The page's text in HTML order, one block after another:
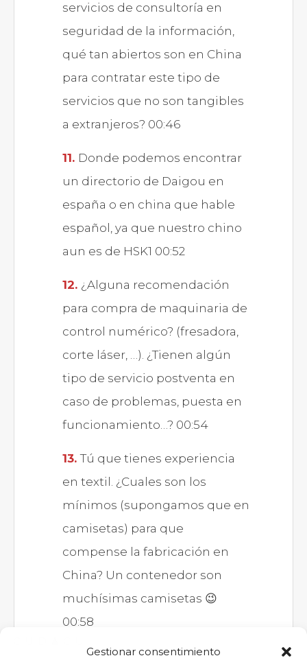
Gestionar consentimiento
servicios de consultoría en
seguridad de la información,
qué tan abiertos son en China
para contratar este tipo de
servicios que no son tangibles
a extranjeros? 00:46
Donde podemos encontrar
un directorio de Daigou en
españa o en china que hable
español, ya que nuestro chino
aun es de HSK1 00:52
¿Alguna recomendación
para compra de maquinaria de
control numérico? (fresadora,
corte láser, …). ¿Tienen algún
tipo de servicio postventa en
caso de problemas, puesta en
funcionamiento…? 00:54
Tú que tienes experiencia
en textil. ¿Cuales son los
mínimos (supongamos que en
camisetas) para que
compense la fabricación en
China? Un contenedor son
muchísimas camisetas 😉
00:58